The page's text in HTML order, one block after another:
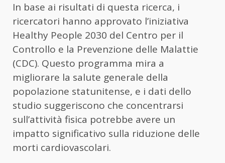
In base ai risultati di questa ricerca, i
ricercatori hanno approvato l’iniziativa
Healthy People 2030 del Centro per il
Controllo e la Prevenzione delle Malattie
(CDC). Questo programma mira a
migliorare la salute generale della
popolazione statunitense, e i dati dello
studio suggeriscono che concentrarsi
sull’attività fisica potrebbe avere un
impatto significativo sulla riduzione delle
morti cardiovascolari.